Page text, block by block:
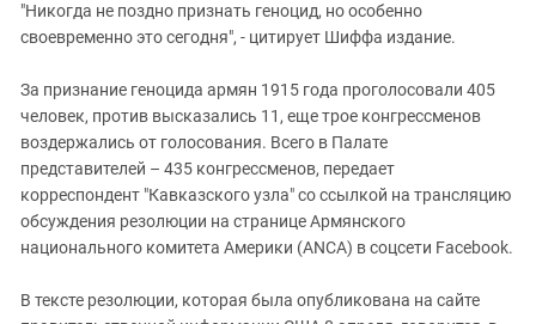
"Никогда не поздно признать геноцид, но особенно
своевременно это сегодня", - цитирует Шиффа издание.
За признание геноцида армян 1915 года проголосовали 405
человек, против высказались 11, еще трое конгрессменов
воздержались от голосования. Всего в Палате
представителей – 435 конгрессменов, передает
корреспондент "Кавказского узла" со ссылкой на трансляцию
обсуждения резолюции на странице Армянского
национального комитета Америки (ANCA) в соцсети Facebook.
В тексте резолюции, которая была опубликована на сайте